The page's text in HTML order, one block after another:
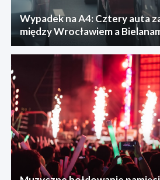
Wypadek na A4: Cztery auta
między Wrocławiem a